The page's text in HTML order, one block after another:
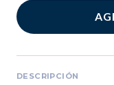
DESCRIPCIÓN